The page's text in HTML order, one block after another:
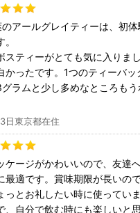
アールグレイティーは、初
スティーがとても気に入りま
かったです。1つのティーバッ
ラムと少し多めなところも
日東京都在住
ケージがかわいいので、友達
最適です。賞味期限が長いの
っとお礼したい時に使ってい
、自分で飲む時にも楽しいと思